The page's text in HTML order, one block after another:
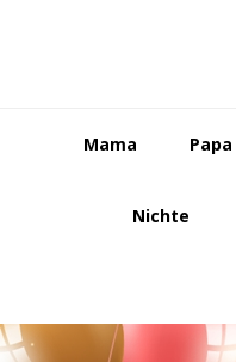
Mama Papa
Nichte